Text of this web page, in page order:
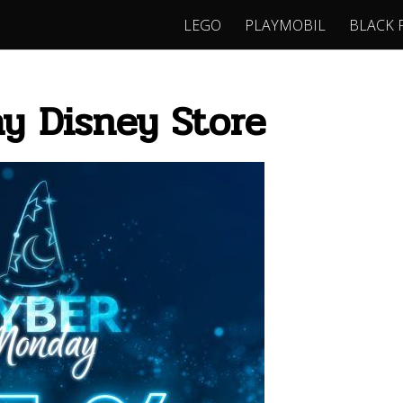
LEGO PLAYMOBIL BLACK
Disney Store